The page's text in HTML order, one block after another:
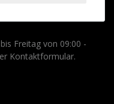
Freitag von 09:00 -
Kontaktformular.